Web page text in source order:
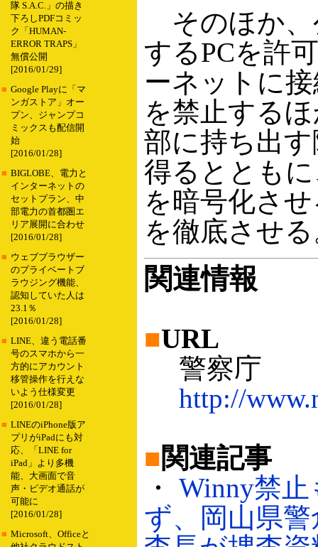
隊 S.A.C.」の描き
下ろしPDFコミッ
ク「HUMAN-
ERROR TRAPS」
無償公開
[2016/01/29]
■ Google Playに「マ
ンガストア」オー
プン、ジャンプコ
ミックスも配信開
始
[2016/01/28]
■ BIGLOBE、電力と
インターネットの
セットプラン、中
部電力の首都圏エ
リア展開に合わせ
[2016/01/28]
■ ウェブブラウザー
のプライベートブ
ラウジング機能、
認知していた人は
23.1％
[2016/01/28]
■ LINE、違う電話番
号のスマホから一
方的にアカウント
移管操作を行えな
いよう仕様変更
[2016/01/28]
■ LINEのiPhone版ア
プリがiPadにも対
応、「LINE for
iPad」より多機
能、大画面で音
声・ビデオ通話が
可能に
[2016/01/28]
■ Microsoft、Officeと
そのほか、
するPCを許
ーネットに
を禁止する
部に持ち出
得るととも
を暗号化さ
を徹底させ
関連情報
■URL
警察庁
http://
■関連記事
・ Winny禁
ず、岡山県